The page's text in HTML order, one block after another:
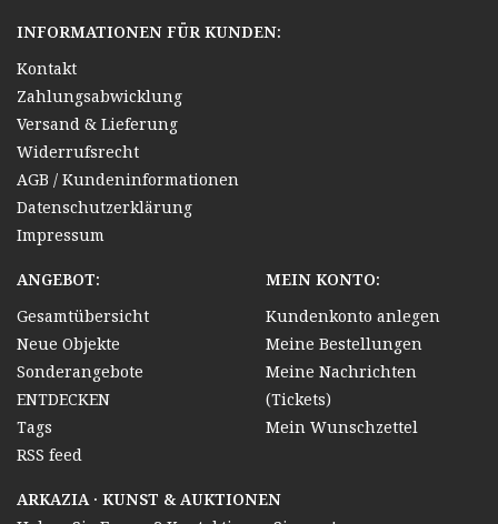
INFORMATIONEN FÜR KUNDEN:
Kontakt
Zahlungsabwicklung
Versand & Lieferung
Widerrufsrecht
AGB / Kundeninformationen
Datenschutzerklärung
Impressum
ANGEBOT:
Gesamtübersicht
Neue Objekte
Sonderangebote
ENTDECKEN
Tags
RSS feed
MEIN KONTO:
Kundenkonto anlegen
Meine Bestellungen
Meine Nachrichten
(Tickets)
Mein Wunschzettel
ARKAZIA · KUNST & AUKTIONEN